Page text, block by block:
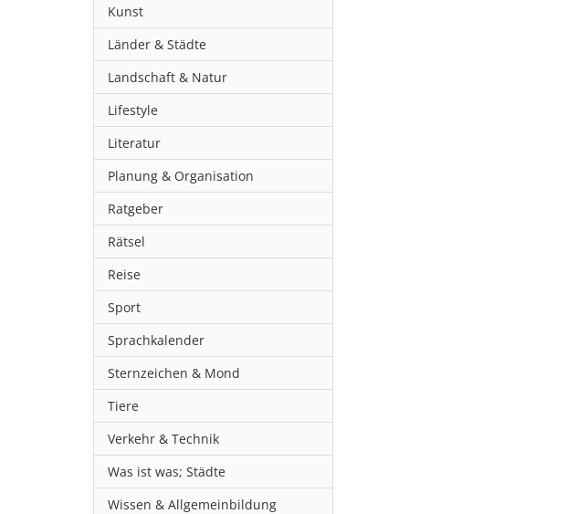
Kunst
Länder & Städte
Landschaft & Natur
Lifestyle
Literatur
Planung & Organisation
Ratgeber
Rätsel
Reise
Sport
Sprachkalender
Sternzeichen & Mond
Tiere
Verkehr & Technik
Was ist was; Städte
Wissen & Allgemeinbildung